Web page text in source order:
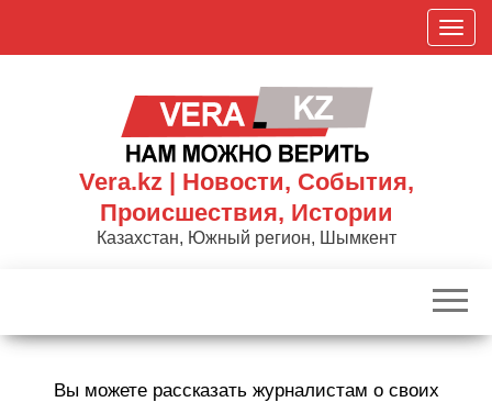
П
о
к
р
Vera.kz | Новости, События,
Происшествия, Истории
Казахстан, Южный регион, Шымкент
Вы можете рассказать журналистам о своих